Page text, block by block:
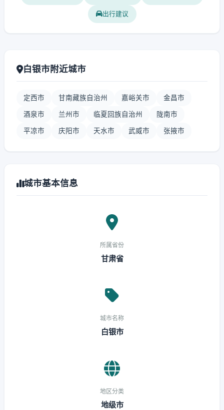
出行建议
白银市附近城市
定西市 甘南藏族自治州 嘉峪关市 金昌市
酒泉市 兰州市 临夏回族自治州 陇南市
平凉市 庆阳市 天水市 武威市 张掖市
城市基本信息
所属省份
甘肃省
城市名称
白银市
地区分类
地级市